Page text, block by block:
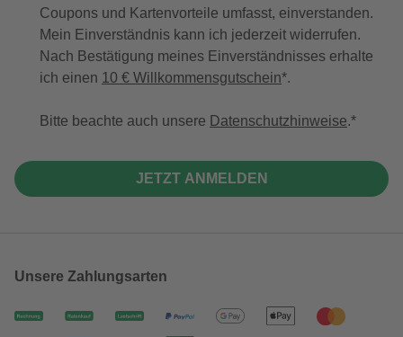
Coupons und Kartenvorteile umfasst, einverstanden.
Mein Einverständnis kann ich jederzeit widerrufen.
Nach Bestätigung meines Einverständnisses erhalte
ich einen 10 € Willkommensgutschein*.
Bitte beachte auch unsere Datenschutzhinweise.
JETZT ANMELDEN
Unsere Zahlungsarten